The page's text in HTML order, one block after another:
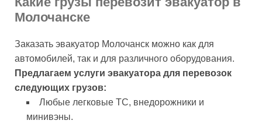
Молочанске
Заказать эвакуатор Молочанск можно как для
автомобилей, так и для различного оборудования.
Предлагаем услуги эвакуатора для перевозок
следующих грузов:
Любые легковые ТС, внедорожники и
минивэны.